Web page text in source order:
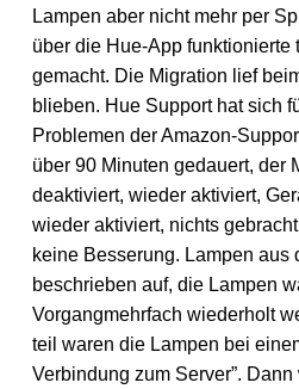
Lampen aber nicht mehr per
über die Hue-App
gemacht. Die Migration lief
blieben. Hue Support hat sich
Problemen der Amazon-
über 90 Minuten gedauert, der
deaktiviert, wieder aktiviert,
wieder aktiviert, nichts
keine Besserung. Lampen
beschrieben auf, die Lampen
Vorgangmehrfach wiederholt
teil waren die Lampen bei
Verbindung zum Server”.